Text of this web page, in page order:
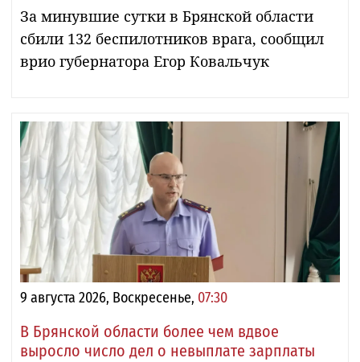
За минувшие сутки в Брянской области
сбили 132 беспилотников врага, сообщил
врио губернатора Егор Ковальчук
9 августа 2026, Воскресенье, 07:30
В Брянской области более чем вдвое
выросло число дел о невыплате зарплаты